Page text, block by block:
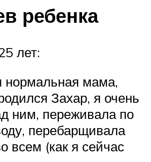
ребенка
лет:
нормальная мама,
Захар, я очень
ним, переживала по
перебарщивала
всем (как я сейчас